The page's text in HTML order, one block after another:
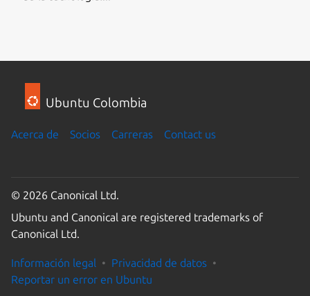
Ubuntu Colombia
Acerca de Socios Carreras Contact us
© 2026 Canonical Ltd.
Ubuntu and Canonical are registered trademarks of
Canonical Ltd.
Información legal
Privacidad de datos
Reportar un error en Ubuntu